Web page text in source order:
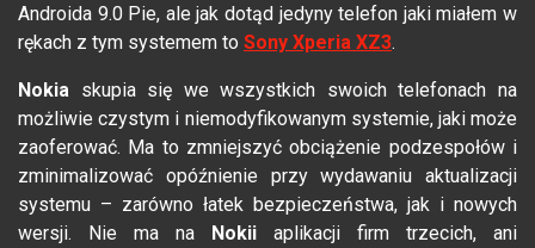
Androida 9.0 Pie, ale jak dotąd jedyny telefon jaki miałem w
rękach z tym systemem to Sony Xperia XZ3.
Nokia skupia się we wszystkich swoich telefonach na
możliwie czystym i niemodyfikowanym systemie, jaki może
zaoferować. Ma to zmniejszyć obciążenie podzespołów i
zminimalizować opóźnienie przy wydawaniu aktualizacji
systemu – zarówno łatek bezpieczeństwa, jak i nowych
wersji. Nie ma na Nokii aplikacji firm trzecich, ani